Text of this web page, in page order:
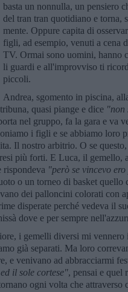
basta un nonnulla, un pensiero
del tran tran quotidiano e torna,
mente. Oppure capita di
figli, ad esempio, venuti a cena
TV. Ormai sono uomini, hanno
li guardi e all'improvviso ti
piccoli.
Andrea, sgomento in piscina,
quasi piange e dice "non
nel gruppo, fa la gara e va
i figli e se abbiamo loro
Il nostro arbitrio. O se
più forti. E Luca, il gemello,
rispondeva "però se vincevo
o un torneo di basket quello
dei palloncini colorati con
disperate perché vedeva il
dove e per sempre
i gemelli diversi mi vennero
già separati. Ma loro
e venivano ad abbracciarmi
il sole cortese", pensai e quel
ogni volta che attraverso